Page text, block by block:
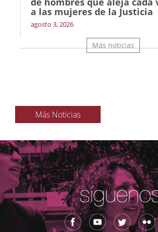
a las mujeres de la Justicia
agosto 3, 2026
Más noticias
Más Noticias